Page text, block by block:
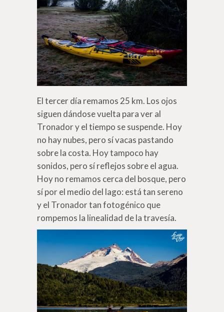
El tercer día remamos 25 km. Los ojos
siguen dándose vuelta para ver al
Tronador y el tiempo se suspende. Hoy
no hay nubes, pero sí vacas pastando
sobre la costa. Hoy tampoco hay
sonidos, pero sí reflejos sobre el agua.
Hoy no remamos cerca del bosque, pero
sí por el medio del lago: está tan sereno
y el Tronador tan fotogénico que
rompemos la linealidad de la travesía.